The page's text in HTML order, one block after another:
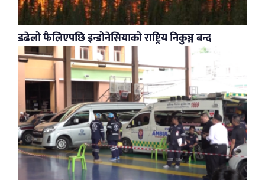
डढेलो फैलिएपछि इन्डोनेसियाको राष्ट्रिय निकुञ्ज बन्द